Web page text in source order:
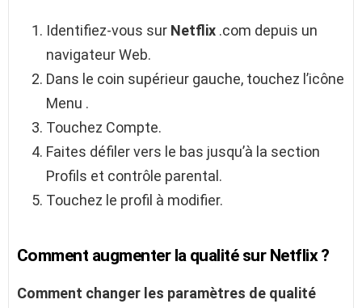
Identifiez-vous sur Netflix .com depuis un
navigateur Web.
Dans le coin supérieur gauche, touchez l’icône
Menu .
Touchez Compte.
Faites défiler vers le bas jusqu’à la section
Profils et contrôle parental.
Touchez le profil à modifier.
Comment augmenter la qualité sur Netflix ?
Comment changer les paramètres de qualité